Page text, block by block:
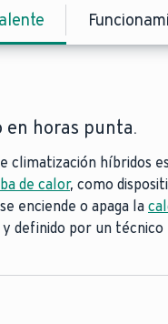
en horas punta.
climatización híbridos
de calor, como
enciende o apaga la
definido por un